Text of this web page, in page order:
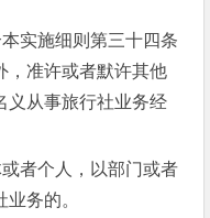
实施细则第三十四条
，准许或者默许其他
义从事旅行社业务经
者个人，以部门或者
务的。